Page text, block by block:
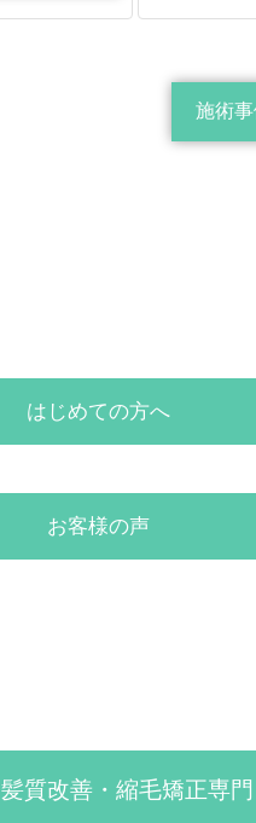
施術
はじめての方へ
お客様の声
髪質改善・縮毛矯正専